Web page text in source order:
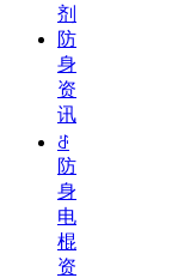
剂
防
身
资
讯
ꁕ
防
身
电
棍
资